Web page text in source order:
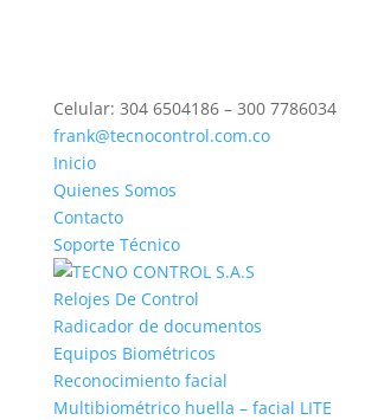
Celular: 304 6504186 – 300 7786034
frank@tecnocontrol.com.co
Inicio
Quienes Somos
Contacto
Soporte Técnico
Relojes De Control
Radicador de documentos
Equipos Biométricos
Reconocimiento facial
Multibiométrico huella – facial LITE